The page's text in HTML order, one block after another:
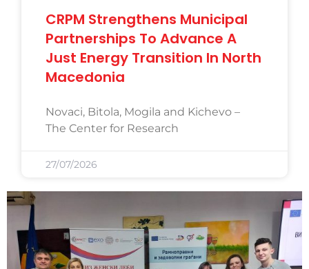
CRPM Strengthens Municipal
Partnerships To Advance A
Just Energy Transition In North
Macedonia
Novaci, Bitola, Mogila and Kichevo –
The Center for Research
27/07/2026